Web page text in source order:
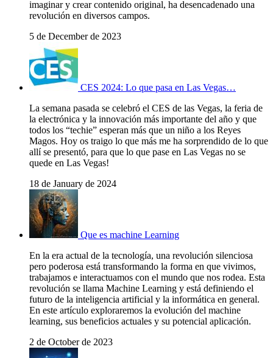
imaginar y crear contenido original, ha desencadenado una
revolución en diversos campos.
5 de December de 2023
CES 2024: Lo que pasa en Las Vegas…
La semana pasada se celebró el CES de las Vegas, la feria de
la electrónica y la innovación más importante del año y que
todos los “techie” esperan más que un niño a los Reyes
Magos. Hoy os traigo lo que más me ha sorprendido de lo que
allí se presentó, para que lo que pase en Las Vegas no se
quede en Las Vegas!
18 de January de 2024
Que es machine Learning
En la era actual de la tecnología, una revolución silenciosa
pero poderosa está transformando la forma en que vivimos,
trabajamos e interactuamos con el mundo que nos rodea. Esta
revolución se llama Machine Learning y está definiendo el
futuro de la inteligencia artificial y la informática en general.
En este artículo exploraremos la evolución del machine
learning, sus beneficios actuales y su potencial aplicación.
2 de October de 2023